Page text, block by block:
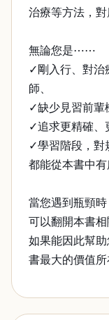
治療等方法，對
無論您是⋯⋯
✓剛入行、對治
師、
✓缺少見習前輩
✓追求更精確、
✓學習階段，對
都能從本書中有
當您遇到瓶頸時
可以翻開本書相
如果能因此幫
書最大的價值所